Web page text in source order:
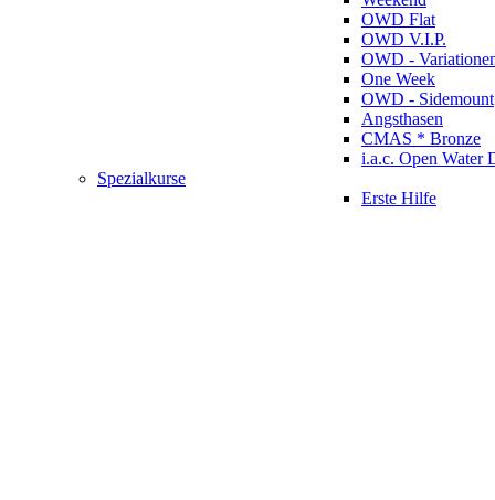
OWD Flat
OWD V.I.P.
OWD -
One Week
OWD - Sidemount
Angsthasen
CMAS * Bronze
i.a.c. Open Water
Spezialkurse
Erste Hilfe